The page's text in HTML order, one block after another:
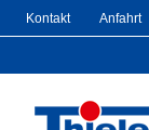
Zum
Inhalt
Kontakt Anfahrt